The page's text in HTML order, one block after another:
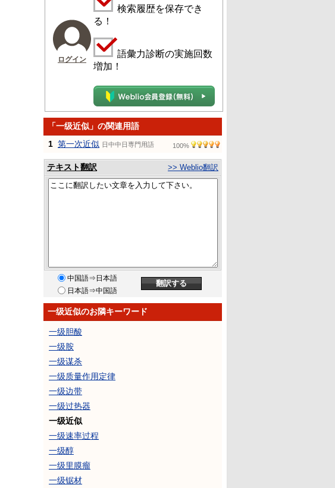
ログイン
検索履歴を保存でき
る！
語彙力診断の実施回数
増加！
「一级近似」の関連用語
1 第一次近似 日中中日専門用語 100%
テキスト翻訳 >> Weblio翻訳
中国語⇒日本語
日本語⇒中国語
一级近似のお隣キーワード
一级胆酸
一级胺
一级谋杀
一级质量作用定律
一级边带
一级过热器
一级近似
一级速率过程
一级醇
一级里膜瘤
一级锯材